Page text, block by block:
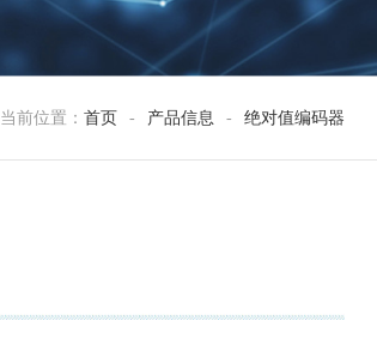
当前位置：首页 - 产品信息 - 绝对值编码器